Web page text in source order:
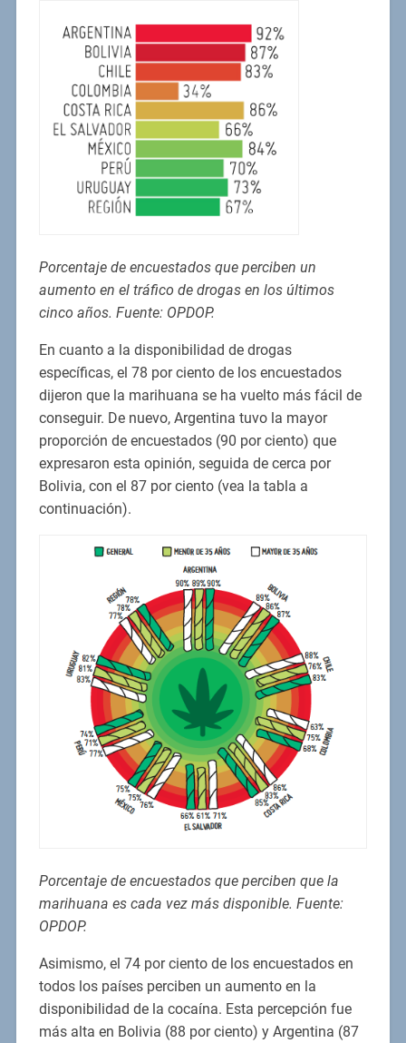
Porcentaje de encuestados que perciben un
aumento en el tráfico de drogas en los últimos
cinco años. Fuente: OPDOP.
En cuanto a la disponibilidad de drogas
específicas, el 78 por ciento de los encuestados
dijeron que la marihuana se ha vuelto más fácil de
conseguir. De nuevo, Argentina tuvo la mayor
proporción de encuestados (90 por ciento) que
expresaron esta opinión, seguida de cerca por
Bolivia, con el 87 por ciento (vea la tabla a
continuación).
Porcentaje de encuestados que perciben que la
marihuana es cada vez más disponible. Fuente:
OPDOP.
Asimismo, el 74 por ciento de los encuestados en
todos los países perciben un aumento en la
disponibilidad de la cocaína. Esta percepción fue
más alta en Bolivia (88 por ciento) y Argentina (87